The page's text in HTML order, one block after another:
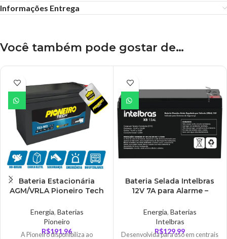
Informações Entrega
Você também pode gostar de…
Bateria Estacionária
AGM/VRLA Pioneiro Tech
Nobreak/Segurança –
T12-9F2
Energia, Baterias
Pioneiro
R$191,96
A Pioneiro disponibiliza ao
Bateria Selada Intelbras
12V 7A para Alarme –
Energia, Baterias
Intelbras
R$129,99
Desenvolvida para uso em centrais